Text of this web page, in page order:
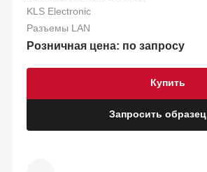
KLS Electronic
Разъемы LAN
Розничная цена: по запросу
Запросить образец
Купить